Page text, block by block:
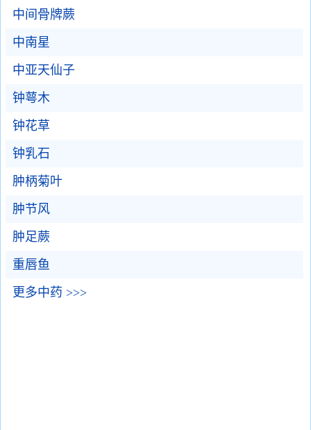
中间骨牌蕨
中南星
中亚天仙子
钟萼木
钟花草
钟乳石
肿柄菊叶
肿节风
肿足蕨
重唇鱼
更多中药 >>>